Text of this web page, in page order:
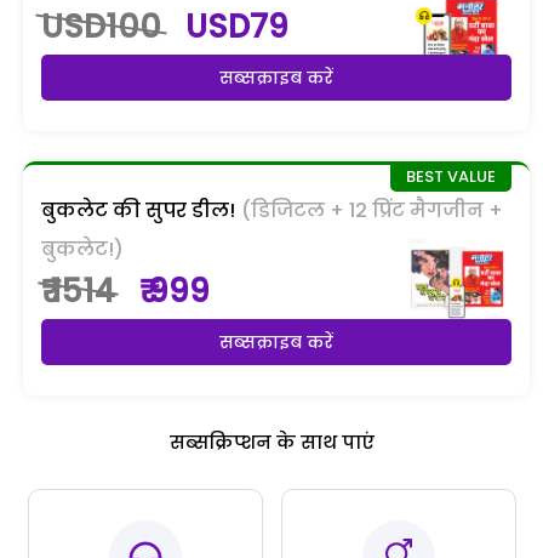
USD100 USD79
सब्सक्राइब करें
बुकलेट की सुपर डील! (डिजिटल + 12 प्रिंट मैगजीन +
बुकलेट!)
₹ 1514 ₹ 999
सब्सक्राइब करें
सब्सक्रिप्शन के साथ पाएं